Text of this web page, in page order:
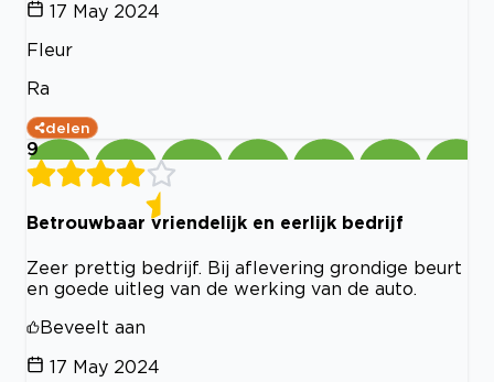
17 May 2024
Fleur
Ra
delen
9
Betrouwbaar vriendelijk en eerlijk bedrijf
Zeer prettig bedrijf. Bij aflevering grondige beurt
en goede uitleg van de werking van de auto.
Beveelt aan
17 May 2024